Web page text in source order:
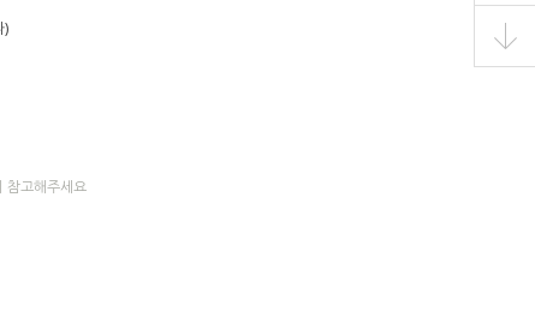
)
참고해주세요